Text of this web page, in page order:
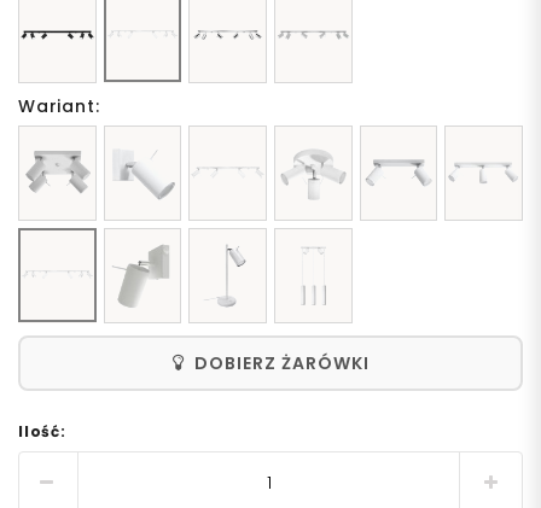
Wariant:
DOBIERZ ŻARÓWKI
Ilość: